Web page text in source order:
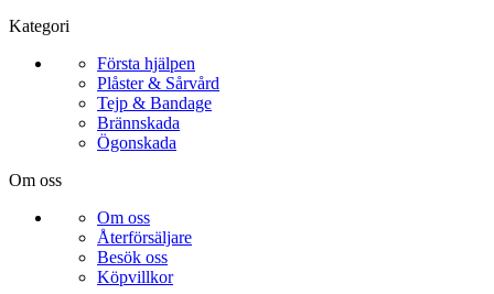
Kategori
Första hjälpen
Plåster & Sårvård
Tejp & Bandage
Brännskada
Ögonskada
Om oss
Om oss
Återförsäljare
Besök oss
Köpvillkor